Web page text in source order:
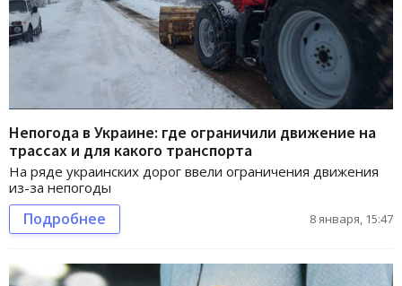
Непогода в Украине: где ограничили движение на
трассах и для какого транспорта
На ряде украинских дорог ввели ограничения движения
из-за непогоды
Подробнее 8 января, 15:47